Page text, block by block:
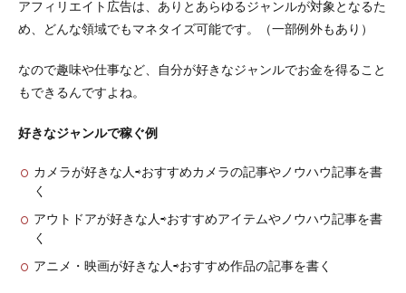
アフィリエイト広告は、ありとあらゆるジャンルが対象となるた
め、どんな領域でもマネタイズ可能です。（一部例外もあり）
なので趣味や仕事など、自分が好きなジャンルでお金を得ること
もできるんですよね。
好きなジャンルで稼ぐ例
カメラが好きな人⇨おすすめカメラの記事やノウハウ記事を書
く
アウトドアが好きな人⇨おすすめアイテムやノウハウ記事を書
く
アニメ・映画が好きな人⇨おすすめ作品の記事を書く